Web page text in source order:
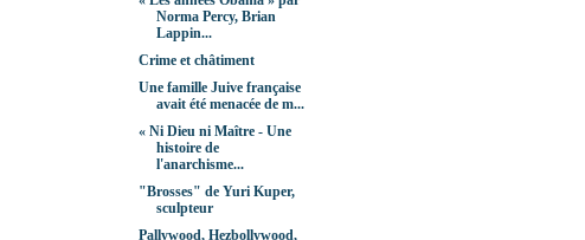
Norma Percy, Brian
Lappin...
Crime et châtiment
Une famille Juive française
avait été menacée de m...
« Ni Dieu ni Maître - Une
histoire de
l'anarchisme...
"Brosses" de Yuri Kuper,
sculpteur
Pallywood, Hezbollywood,